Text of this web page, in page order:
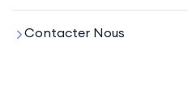
Contacter Nous